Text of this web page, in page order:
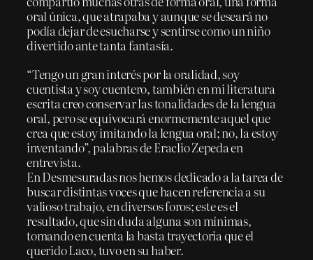
oral única, que atrapaba y aunque se deseará no
podía dejar de esucharse y sentirse como un niño
divertido ante tanta fantasía.
“Tengo un gran interés por la oralidad, soy
cuentista y soy cuentero, también en mi literatura
escrita creo conservar las tonalidades de la lengua
oral, pero se equivocará enormemente aquel que
crea que estoy imitando la lengua oral; no, la estoy
inventando”, palabras de Eraclio Zepeda en
entrevista.
En Desmesuradas nos hemos dedicado a la tarea de
buscar distintas voces que hacen referencia a su
valioso trabajo, en diversos foros; este es el
resultado, que sin duda alguna son mínimas,
tomando en cuenta la basta trayectoria que el
querido Laco, tuvo en su haber.